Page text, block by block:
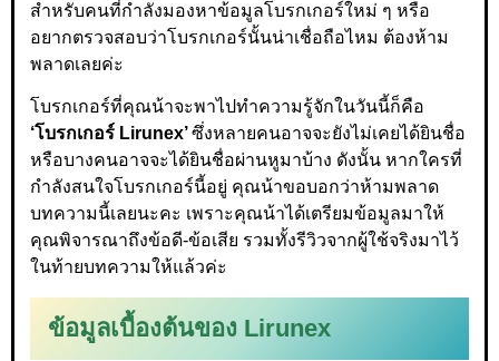
สำหรับคนที่กำลังมองหาข้อมูลโบรกเกอร์ใหม่ ๆ หรือ
อยากตรวจสอบว่าโบรกเกอร์นั้นน่าเชื่อถือไหม ต้องห้าม
พลาดเลยค่ะ
โบรกเกอร์ที่คุณน้าจะพาไปทำความรู้จักในวันนี้ก็คือ
‘โบรกเกอร์ Lirunex’ซึ่งหลายคนอาจจะยังไม่เคยได้ยินชื่อ
หรือบางคนอาจจะได้ยินชื่อผ่านหูมาบ้าง ดังนั้น หากใครที่
กำลังสนใจโบรกเกอร์นี้อยู่ คุณน้าขอบอกว่าห้ามพลาด
บทความนี้เลยนะคะ เพราะคุณน้าได้เตรียมข้อมูลมาให้
คุณพิจารณาถึงข้อดี-ข้อเสีย รวมทั้งรีวิวจากผู้ใช้จริงมาไว้
ในท้ายบทความให้แล้วค่ะ
ข้อมูลเบื้องต้นของ Lirunex